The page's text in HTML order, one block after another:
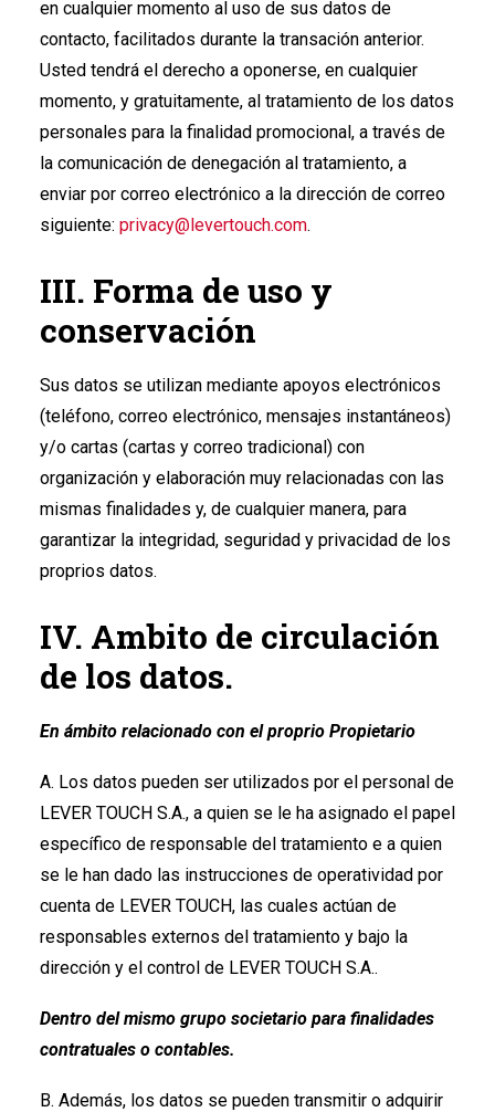
en cualquier momento al uso de sus datos de
contacto, facilitados durante la transación anterior.
Usted tendrá el derecho a oponerse, en cualquier
momento, y gratuitamente, al tratamiento de los datos
personales para la finalidad promocional, a través de
la comunicación de denegación al tratamiento, a
enviar por correo electrónico a la dirección de correo
siguiente: privacy@levertouch.com.
III. Forma de uso y
conservación
Sus datos se utilizan mediante apoyos electrónicos
(teléfono, correo electrónico, mensajes instantáneos)
y/o cartas (cartas y correo tradicional) con
organización y elaboración muy relacionadas con las
mismas finalidades y, de cualquier manera, para
garantizar la integridad, seguridad y privacidad de los
proprios datos.
IV. Ambito de circulación
de los datos.
En ámbito relacionado con el proprio Propietario
A. Los datos pueden ser utilizados por el personal de
LEVER TOUCH S.A., a quien se le ha asignado el papel
específico de responsable del tratamiento e a quien
se le han dado las instrucciones de operatividad por
cuenta de LEVER TOUCH, las cuales actúan de
responsables externos del tratamiento y bajo la
dirección y el control de LEVER TOUCH S.A..
Dentro del mismo grupo societario para finalidades
contratuales o contables.
B. Además, los datos se pueden transmitir o adquirir